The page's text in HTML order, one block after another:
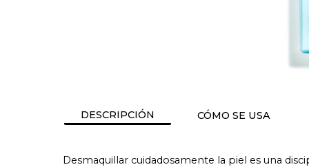
DESCRIPCIÓN CÓMO SE USA
Desmaquillar cuidadosamente la piel es una